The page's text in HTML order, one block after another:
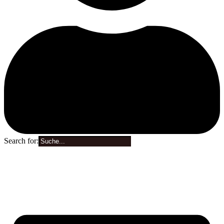
Search for: